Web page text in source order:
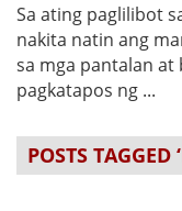
Sa ating paglilibot
nakita natin ang
sa mga pantalan
pagkatapos ng ...
POSTS TAGGED